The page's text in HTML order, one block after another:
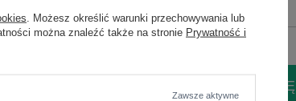
Zobacz wszystkie kolory (+1)
ZALOGUJ SIĘ I ZOBACZ CENĘ
. Możesz określić warunki przechowywania lub
można znaleźć także na stronie Prywatność i
Zawsze aktywne